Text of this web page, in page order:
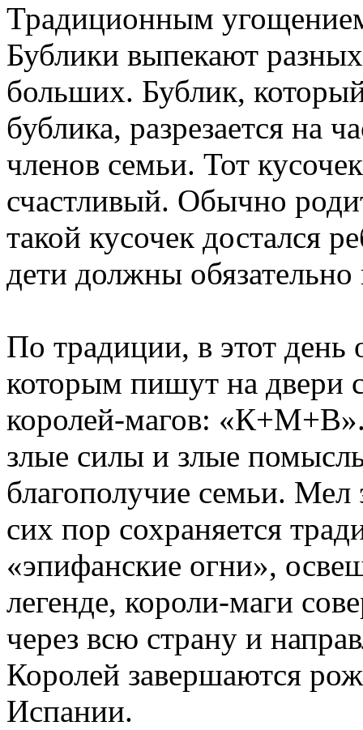
Традиционным
Бублики выпекают
больших. Бублик,
бублика, разрезается на
членов семьи. Тот
счастливый. Обычно
такой кусочек достался
дети должны
По традиции, в этот
которым пишут на двери
королей-магов:
злые силы и злые
благополучие семьи. Мел
сих пор сохраняется
«эпифанские огни»,
легенде, короли-маги
через всю страну и
Королей завершаются
Испании.